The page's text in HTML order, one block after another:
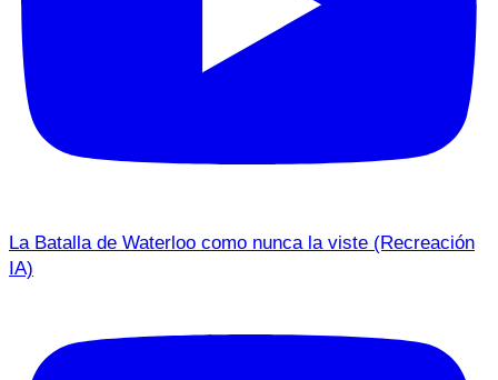
La Batalla de Waterloo como nunca la viste (Recreación
IA)